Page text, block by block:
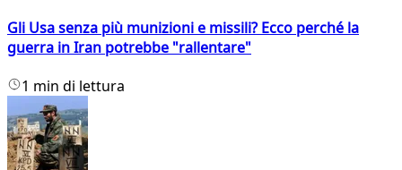
Gli Usa senza più munizioni e missili? Ecco perché la
guerra in Iran potrebbe "rallentare"
1 min di lettura